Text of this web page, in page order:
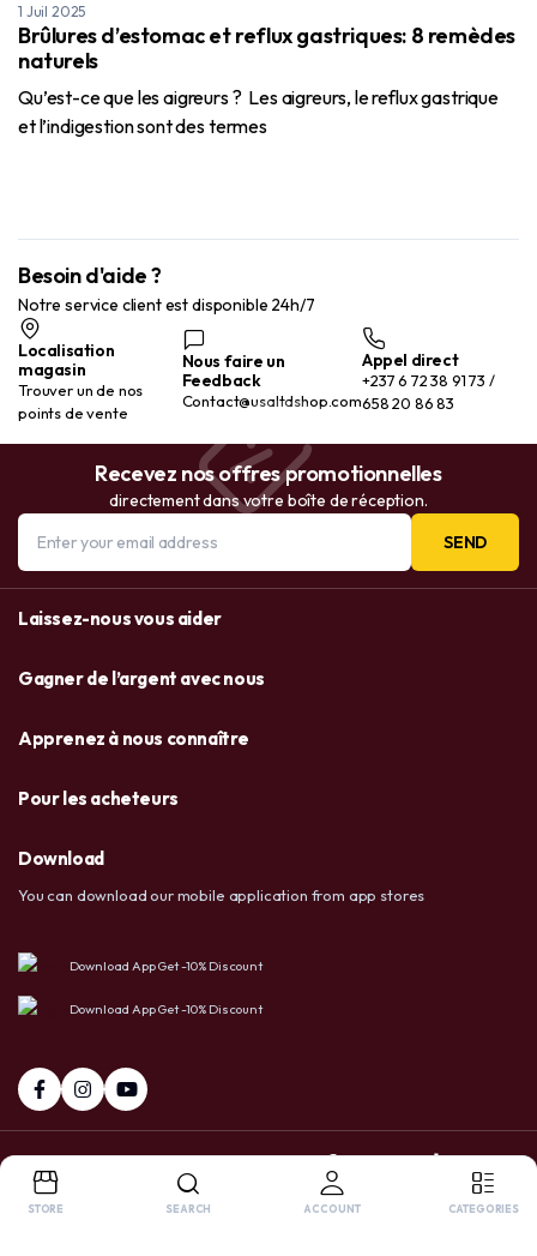
1 Juil 2025
Brûlures d’estomac et reflux gastriques: 8 remèdes
naturels
Qu’est-ce que les aigreurs ? Les aigreurs, le reflux gastrique
et l’indigestion sont des termes
Besoin d'aide ?
Notre service client est disponible 24h/7
Localisation
magasin
Trouver un de nos
points de vente
Nous faire un
Feedback
Contact@usaltdshop.com
Appel direct
+237 6 72 38 91 73 /
658 20 86 83
Recevez nos offres promotionnelles
directement dans votre boîte de réception.
SEND
Laissez-nous vous aider
Gagner de l’argent avec nous
Apprenez à nous connaître
Pour les acheteurs
Download
You can download our mobile application from app stores
Download App Get -10% Discount
Download App Get -10% Discount
Whatsapp
STORE SEARCH ACCOUNT CATEGORIES